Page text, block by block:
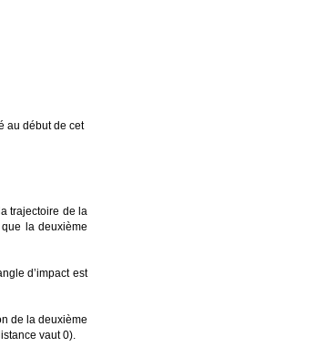
au début de cet
trajectoire de la
la deuxième
d’impact est
de la deuxième
vaut 0).